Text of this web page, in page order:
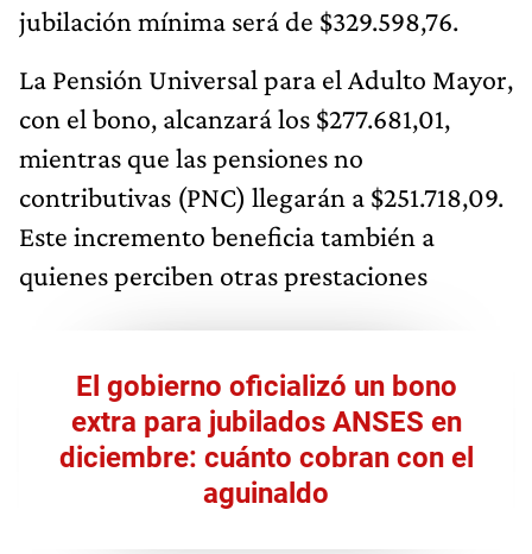
jubilación mínima será de $329.598,76.
La Pensión Universal para el Adulto Mayor,
con el bono, alcanzará los $277.681,01,
mientras que las pensiones no
contributivas (PNC) llegarán a $251.718,09.
Este incremento beneficia también a
quienes perciben otras prestaciones
El gobierno oficializó un bono
extra para jubilados ANSES en
diciembre: cuánto cobran con el
aguinaldo